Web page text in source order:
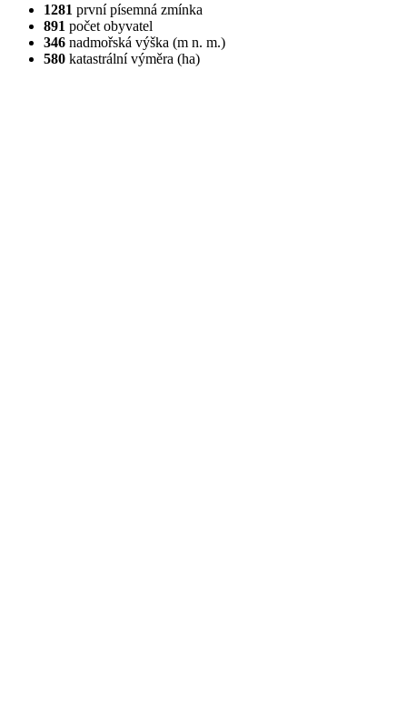
1281 první písemná zmínka
891 počet obyvatel
346 nadmořská výška (m n. m.)
580 katastrální výměra (ha)